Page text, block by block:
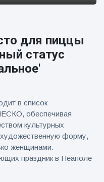
для пиццы
статус
в список
обеспечивая
культурных
форму,
женщинами.
праздник в Неаполе